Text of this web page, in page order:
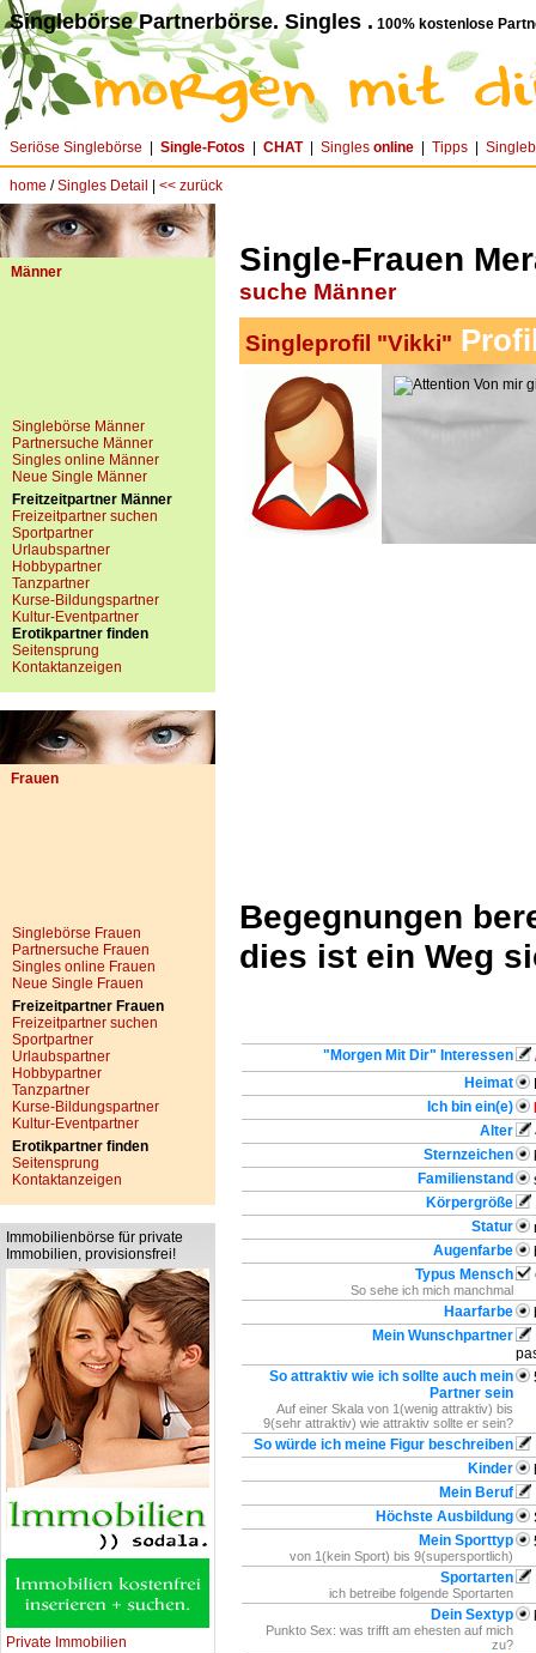
Singlebörse Partnerbörse. Singles . 100% kostenlose
Seriöse Singlebörse Single-Fotos CHAT| Singles online Tipps
home /Singles Detail << zurück
Männer
Singlebörse Männer
Partnersuche Männer
Singles online Männer
Neue Single Männer
Freitzeitpartner Männer
Freizeitpartner suchen
Sportpartner
Urlaubspartner
Hobbypartner
Tanzpartner
Kurse-Bildungspartner
Kultur-Eventpartner
Erotikpartner finden
Seitensprung
Kontaktanzeigen
Frauen
Singlebörse Frauen
Partnersuche Frauen
Singles online Frauen
Neue Single Frauen
Freizeitpartner Frauen
Freizeitpartner suchen
Sportpartner
Urlaubspartner
Hobbypartner
Tanzpartner
Kurse-Bildungspartner
Kultur-Eventpartner
Erotikpartner finden
Seitensprung
Kontaktanzeigen
Immobilienbörse für private
Immobilien, provisionsfrei!
Private Immobilien
Single-Frauen
suche Männer
Singleprofil "Vikki"
Von mir
Begegnungen
dies ist ein Weg
"Morgen Mit Dir" Interessen
Heimat
Ich bin ein(e)
Alter
Sternzeichen
Familienstand
Körpergröße
Statur
Augenfarbe
Typus Mensch
So sehe ich mich manchmal
Haarfarbe
Mein Wunschpartner
So attraktiv wie ich sollte auch mein
Partner sein
Auf einer Skala von 1(wenig attraktiv) bis
9(sehr attraktiv) wie attraktiv sollte er sein?
So würde ich meine Figur beschreiben
Kinder
Mein Beruf
Höchste Ausbildung
Mein Sporttyp
von 1(kein Sport) bis 9(supersportlich)
Sportarten
ich betreibe folgende Sportarten
Dein Sextyp
Punkto Sex: was trifft am ehesten auf mich
zu?